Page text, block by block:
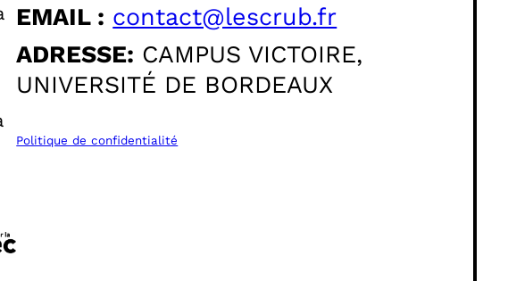
EMAIL : contact@lescrub.fr
ADRESSE: CAMPUS VICTOIRE,
UNIVERSITÉ DE BORDEAUX
Politique de confidentialité